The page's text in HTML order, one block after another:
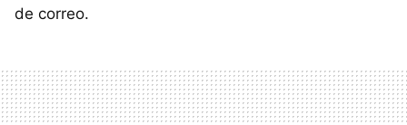
de correo.